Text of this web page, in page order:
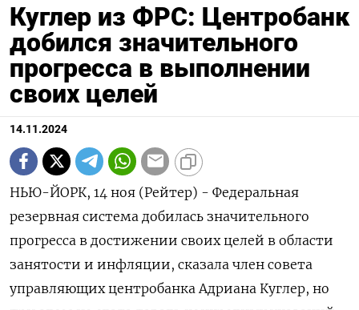
Куглер из ФРС: Центробанк
добился значительного
прогресса в выполнении
своих целей
14.11.2024
НЬЮ-ЙОРК, 14 ноя (Рейтер) - Федеральная
резервная система добилась значительного
прогресса в достижении своих целей в области
занятости и инфляции, сказала член совета
управляющих центробанка Адриана Куглер, но